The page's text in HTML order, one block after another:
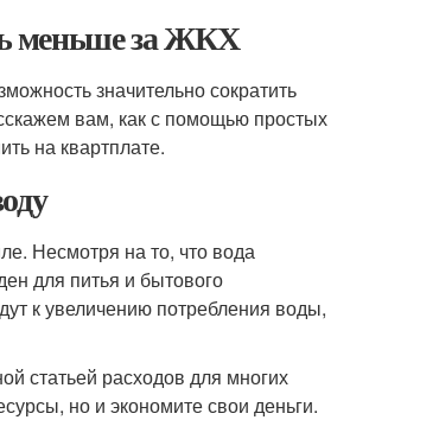
меньше за ЖКХ
значительно сократить
вам, как с помощью простых
на квартплате.
Несмотря на то, что вода
для питья и бытового
к увеличению потребления воды,
статьей расходов для многих
но и экономите свои деньги.